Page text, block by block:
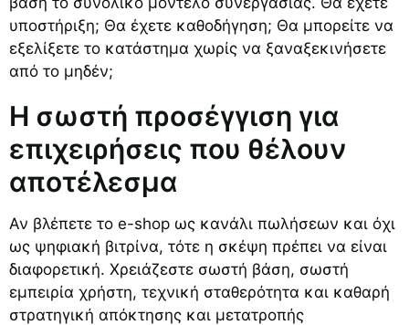
υποστήριξη; Θα έχετε καθοδήγηση; Θα μπορείτε να
εξελίξετε το κατάστημα χωρίς να ξαναξεκινήσετε
από το μηδέν;
Η σωστή προσέγγιση για
επιχειρήσεις που θέλουν
αποτέλεσμα
Αν βλέπετε το e-shop ως κανάλι πωλήσεων και όχι
ως ψηφιακή βιτρίνα, τότε η σκέψη πρέπει να είναι
διαφορετική. Χρειάζεστε σωστή βάση, σωστή
εμπειρία χρήστη, τεχνική σταθερότητα και καθαρή
στρατηγική απόκτησης και μετατροπής